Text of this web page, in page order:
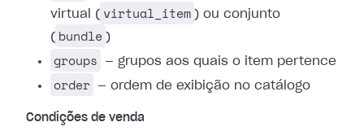
virtual ( virtual_item ) ou conjunto
( bundle )
groups — grupos aos quais o item pertence
order — ordem de exibição no catálogo
Condições de venda